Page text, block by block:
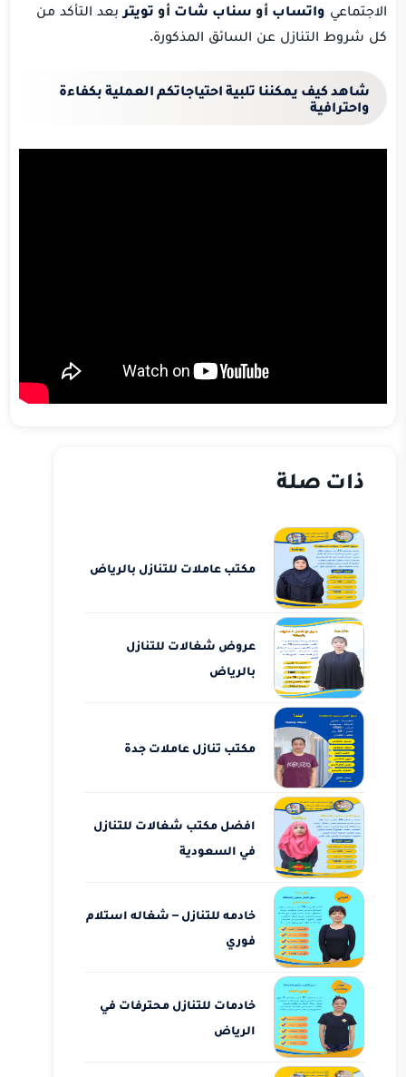
الاجتماعي واتساب أو سناب شات أو تويتر بعد التأكد من
كل شروط التنازل عن السائق المذكورة.
شاهد كيف يمكننا تلبية احتياجاتكم العملية بكفاءة
واحترافية
ذات صلة
مكتب عاملات للتنازل بالرياض
عروض شغالات للتنازل
بالرياض
مكتب تنازل عاملات جدة
افضل مكتب شغالات للتنازل
في السعودية
خادمه للتنازل – شغاله استلام
فوري
خادمات للتنازل محترفات في
الرياض